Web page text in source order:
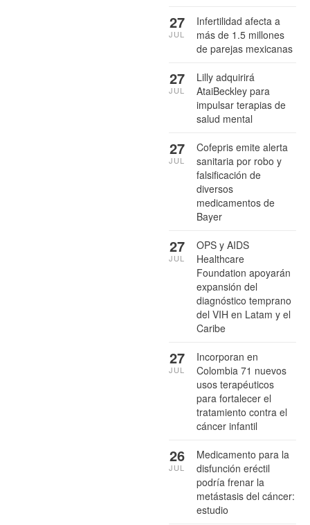
Infertilidad afecta a
más de 1.5 millones
de parejas mexicanas
27
JUL
Lilly adquirirá
AtaiBeckley para
impulsar terapias de
salud mental
27
JUL
Cofepris emite alerta
sanitaria por robo y
falsificación de
diversos
medicamentos de
Bayer
27
JUL
OPS y AIDS
Healthcare
Foundation apoyarán
expansión del
diagnóstico temprano
del VIH en Latam y el
Caribe
27
JUL
Incorporan en
Colombia 71 nuevos
usos terapéuticos
para fortalecer el
tratamiento contra el
cáncer infantil
27
JUL
Medicamento para la
disfunción eréctil
podría frenar la
metástasis del cáncer:
estudio
26
JUL